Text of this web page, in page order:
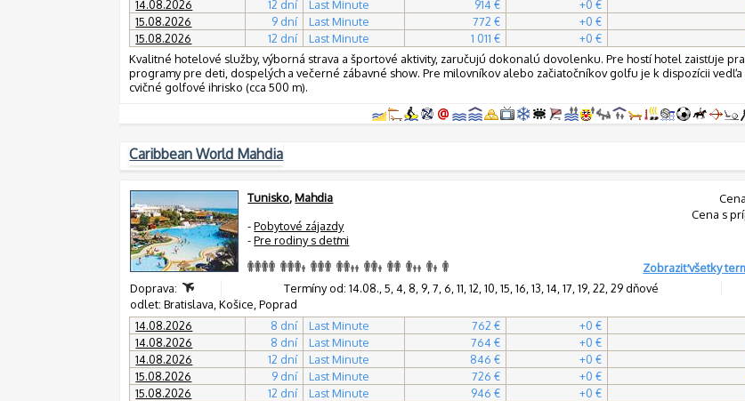
14.08.2026
12 dní Last Minute 914 € +0 €
15.08.2026
9 dní Last Minute 772 € +0 €
15.08.2026
12 dní Last Minute 1 011 € +0 €
Kvalitné hotelové služby, výborná strava a športové aktivity, zaručujú dokonalú dovolenku. Pre hostí hotel zaisťuje
programy pre deti, dospelých a večerné zábavné show. Pre milovníkov alebo začiatočníkov golfu je k dispozícii
cvičné golfové ihrisko (cca 500 m).
Caribbean World Mahdia
Cena s
Tunisko,Mahdia
-Pobytové zájazdy
-Pre rodiny s deťmi
Zobraziť všetky
Doprava:
Termíny od: 14.08., 5, 4, 8, 9, 7, 6, 11, 12, 10, 15, 16, 13, 14, 17, 19, 22, 29 dňové
odlet: Bratislava, Košice, Poprad
14.08.2026
8 dní Last Minute 762 € +0 €
14.08.2026
8 dní Last Minute 764 € +0 €
14.08.2026
12 dní Last Minute 846 € +0 €
15.08.2026
9 dní Last Minute 726 € +0 €
15.08.2026
12 dní Last Minute 946 € +0 €